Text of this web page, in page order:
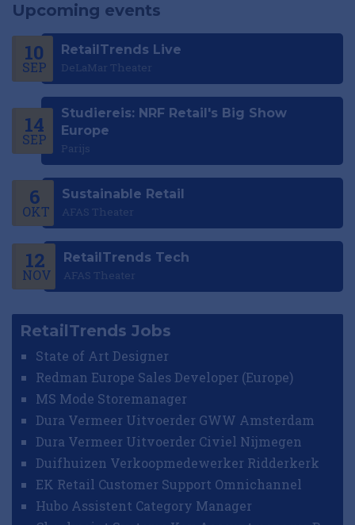
Upcoming events
10
SEP
RetailTrends Live
DeLaMar Theater
14
SEP
Studiereis: NRF Retail's Big Show
Europe
Parijs
6
OKT
Sustainable Retail
AFAS Theater
12
NOV
RetailTrends Tech
AFAS Theater
RetailTrends Jobs
State of Art Designer
Redman Europe Sales Developer (Europe)
MS Mode Storemanager
Dura Vermeer Uitvoerder GWW Amsterdam
Dura Vermeer Uitvoerder Civiel Nijmegen
Duifhuizen Verkoopmedewerker Ridderkerk
EK Retail Customer Support Omnichannel
Hubo Assistent Category Manager